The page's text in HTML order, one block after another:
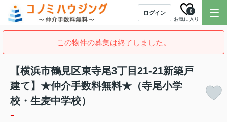
ログイン
お気に入り
0
この物件の募集は終了しました。
【横浜市鶴見区東寺尾3丁目21-21新築戸
建て】★仲介手数料無料★（寺尾小学
校・生麦中学校）
-